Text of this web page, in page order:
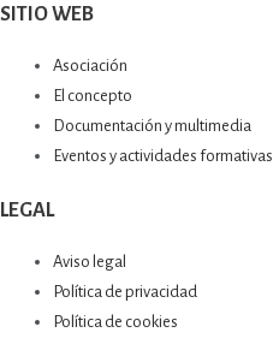
SITIO WEB
Asociación
El concepto
Documentación y multimedia
Eventos y actividades formativas
LEGAL
Aviso legal
Política de privacidad
Política de cookies